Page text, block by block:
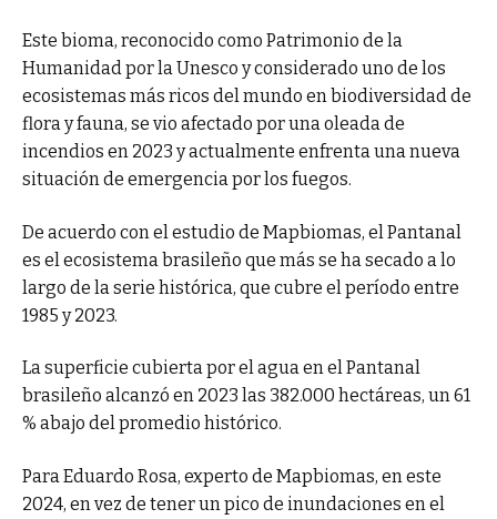
Este bioma, reconocido como Patrimonio de la
Humanidad por la Unesco y considerado uno de los
ecosistemas más ricos del mundo en biodiversidad de
flora y fauna, se vio afectado por una oleada de
incendios en 2023 y actualmente enfrenta una nueva
situación de emergencia por los fuegos.
De acuerdo con el estudio de Mapbiomas, el Pantanal
es el ecosistema brasileño que más se ha secado a lo
largo de la serie histórica, que cubre el período entre
1985 y 2023.
La superficie cubierta por el agua en el Pantanal
brasileño alcanzó en 2023 las 382.000 hectáreas, un 61
% abajo del promedio histórico.
Para Eduardo Rosa, experto de Mapbiomas, en este
2024, en vez de tener un pico de inundaciones en el